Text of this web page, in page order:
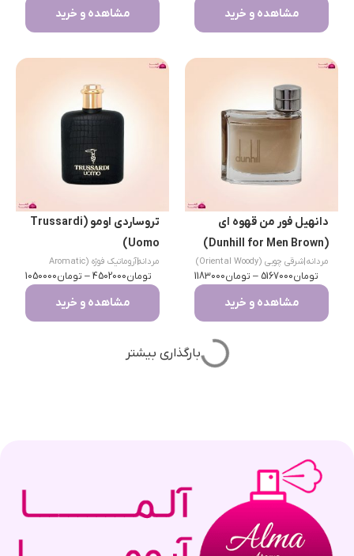
مشاهده و خرید مشاهده و خرید
دانهیل فور من قهوه ای
(Dunhill for Men Brown)
مردانه شرقی چوبی (Oriental Woody)
تومان5167000
– تومان1183000
مشاهده و خرید
تروساردی اومو (Trussardi
Uomo)
مردانه|
آروماتیک فوژه (Aromatic
Fougere)تومان4502000
– تومان1050000
مشاهده و خرید
جیوانچی جنتلمن (Givenchy
Gentleman)
چوبی آروماتیک (Woody
دیزل اونلی بریو – مشتی
مردانه|شرقی چوبی (Oriental Woody)